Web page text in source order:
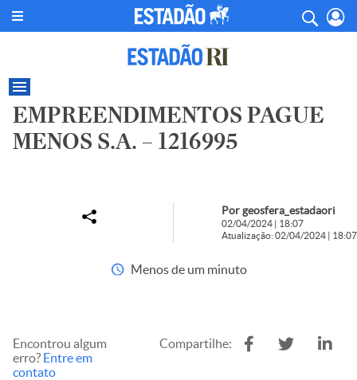
EMPREENDIMENTOS PAGUE
MENOS S.A. – 1216995
Por geosfera_estadaori
02/04/2024 | 18:07
Atualização: 02/04/2024 | 18:07
Menos de um minuto
Encontrou algum
erro? Entre em
contato
Compartilhe: